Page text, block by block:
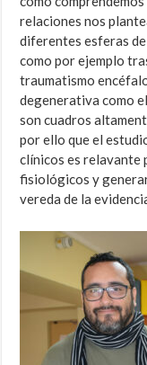
relaciones nos
diferentes esferas
como por ejemplo
traumatismo
degenerativa como
son cuadros
por ello que el
clínicos es relavante
fisiológicos y
vereda de la